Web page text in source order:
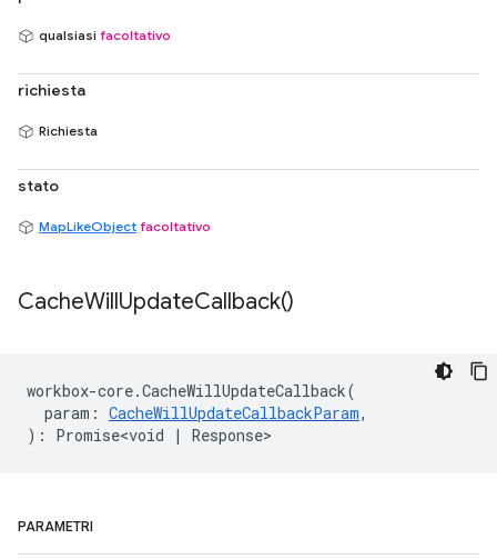
qualsiasi facoltativo
richiesta
Richiesta
stato
MapLikeObject facoltativo
CacheWillUpdateCallback()
workbox-core.CacheWillUpdateCallback(
param : CacheWillUpdateCallbackParam,
) : Promise<void | Response>
PARAMETRI